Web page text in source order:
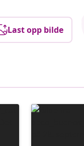
Last opp bilde